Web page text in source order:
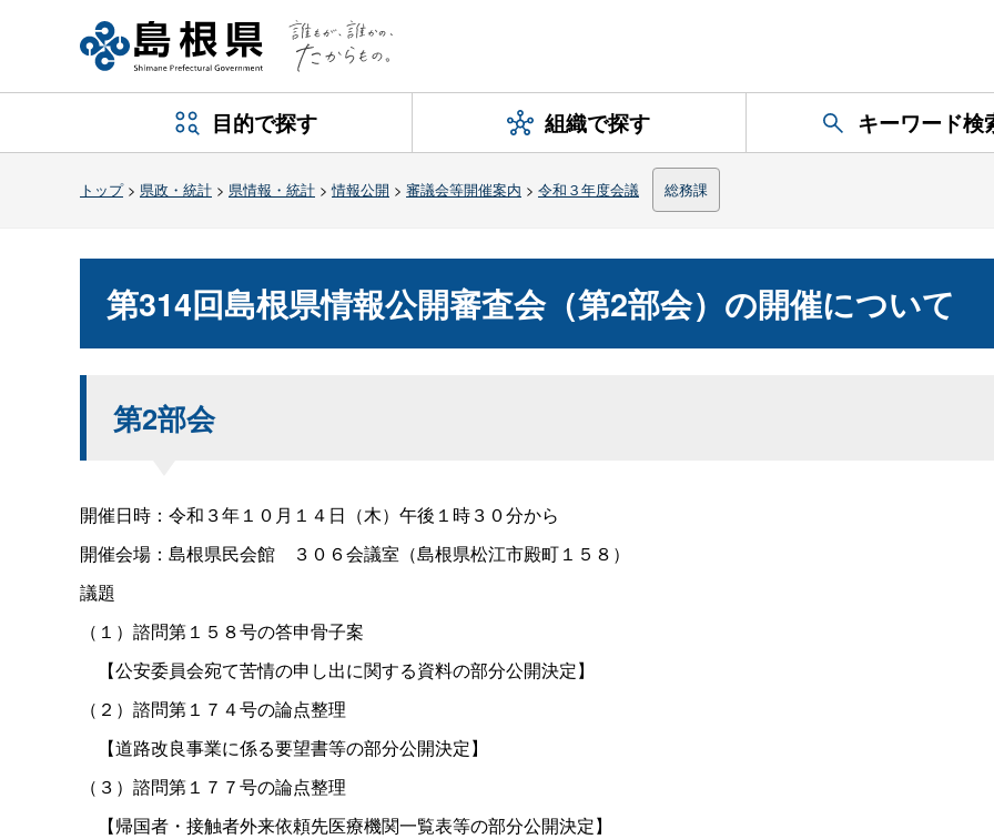
目的で探す 組織で探す キーワード検
トップ> 県政・統計 > 県情報・統計 >情報公開 > 審議会等開催案内 > 令和３年度会議 総務課
第314回島根県情報公開審査会（第2部会）の開催について
第2部会
開催日時：令和３年１０月１４日（木）午後１時３０分から
開催会場：島根県民会館
３０６会議室（島根県松江市殿町１５８）
議題
（１）諮問第１５８号の答申骨子案
【公安委員会宛て苦情の申し出に関する資料の部分公開決定】
（２）諮問第１７４号の論点整理
【道路改良事業に係る要望書等の部分公開決定】
（３）諮問第１７７号の論点整理
【帰国者・接触者外来依頼先医療機関一覧表等の部分公開決定】